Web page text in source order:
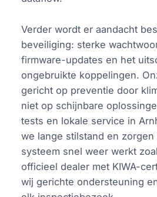
Verder wordt er aandacht
beveiliging: sterke
firmware-updates en het
ongebruikte koppelingen.
gericht op preventie door
niet op schijnbare
tests en lokale service in
we lange stilstand en
systeem snel weer werkt
officieel dealer met KIWA-
wij gerichte ondersteuning